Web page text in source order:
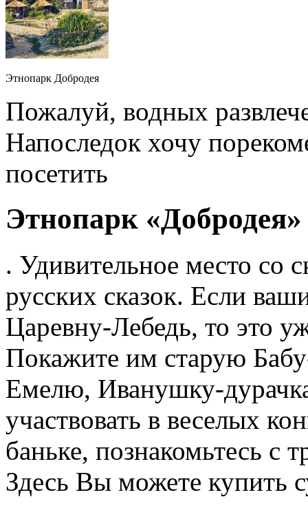
Этнопарк Добродея
Пожалуй, водных
Напоследок хочу
посетить
Этнопарк «Добродея»
. Удивительное место со
русских сказок. Если
Царевну-Лебедь, то это
Покажите им старую
Емелю, Иванушку-
участвовать в веселых
баньке, познакомьтесь
Здесь Вы можете купить